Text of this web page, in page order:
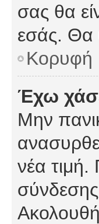
σας θα
εσάς. Θα
Κορυφή
Έχω
Μην
νέα τιμή.